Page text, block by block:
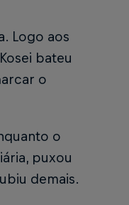
Logo aos
bateu
o
o
puxou
demais.